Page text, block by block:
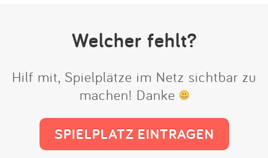
Welcher fehlt?
Hilf mit, Spielplätze im Netz sichtbar zu
machen! Danke
SPIELPLATZ EINTRAGEN